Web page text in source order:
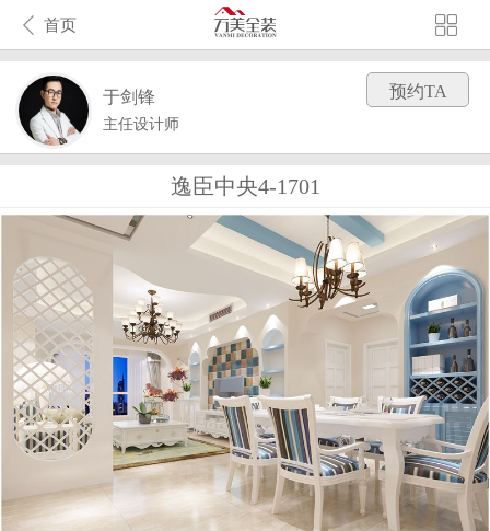
首页
于剑锋
主任设计师
预约TA
逸臣中央4-1701